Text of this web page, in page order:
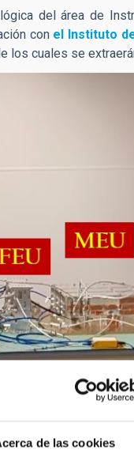
de las cookies
del área de
con el Instituto
los cuales se